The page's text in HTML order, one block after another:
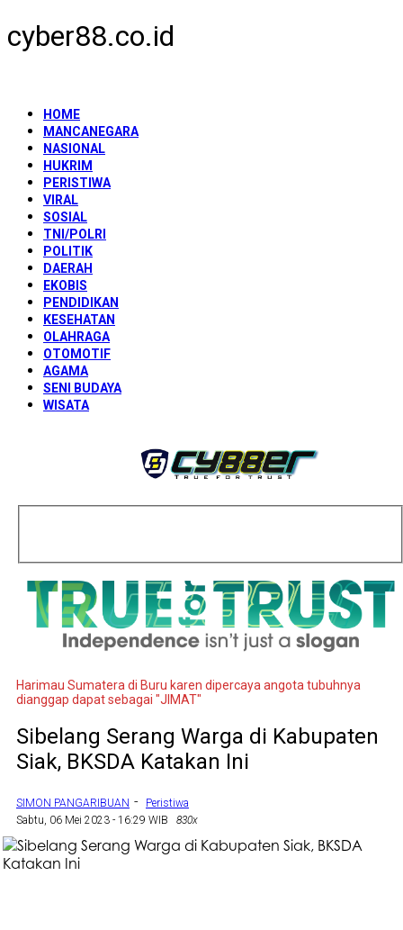
cyber88.co.id
HOME
MANCANEGARA
NASIONAL
HUKRIM
PERISTIWA
VIRAL
SOSIAL
TNI/POLRI
POLITIK
DAERAH
EKOBIS
PENDIDIKAN
KESEHATAN
OLAHRAGA
OTOMOTIF
AGAMA
SENI BUDAYA
WISATA
Harimau Sumatera di Buru karen dipercaya angota tubuhnya
dianggap dapat sebagai "JIMAT"
Sibelang Serang Warga di Kabupaten
Siak, BKSDA Katakan Ini
SIMON PANGARIBUAN -
Peristiwa
Sabtu, 06 Mei 2023 - 16:29 WIB 830x